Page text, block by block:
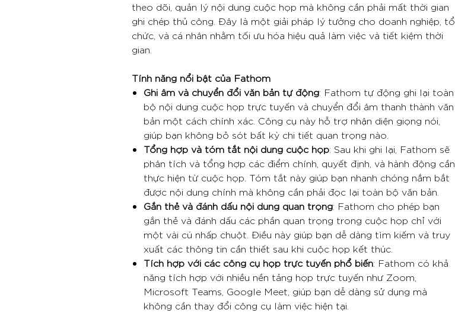
theo dõi, quản lý nội dung cuộc họp mà không cần phải mất thời gian
ghi chép thủ công. Đây là một giải pháp lý tưởng cho doanh nghiệp, tổ
chức, và cá nhân nhằm tối ưu hóa hiệu quả làm việc và tiết kiệm thời
gian.
Tính năng nổi bật của Fathom
Ghi âm và chuyển đổi văn bản tự động: Fathom tự động ghi lại toàn
bộ nội dung cuộc họp trực tuyến và chuyển đổi âm thanh thành văn
bản một cách chính xác. Công cụ này hỗ trợ nhận diện giọng nói,
giúp bạn không bỏ sót bất kỳ chi tiết quan trọng nào.
Tổng hợp và tóm tắt nội dung cuộc họp: Sau khi ghi lại, Fathom sẽ
phân tích và tổng hợp các điểm chính, quyết định, và hành động cần
thực hiện từ cuộc họp. Tóm tắt này giúp bạn nhanh chóng nắm bắt
được nội dung chính mà không cần phải đọc lại toàn bộ văn bản.
Gắn thẻ và đánh dấu nội dung quan trọng: Fathom cho phép bạn
gắn thẻ và đánh dấu các phần quan trọng trong cuộc họp chỉ với
một vài cú nhấp chuột. Điều này giúp bạn dễ dàng tìm kiếm và truy
xuất các thông tin cần thiết sau khi cuộc họp kết thúc.
Tích hợp với các công cụ họp trực tuyến phổ biến: Fathom có khả
năng tích hợp với nhiều nền tảng họp trực tuyến như Zoom,
Microsoft Teams, Google Meet, giúp bạn dễ dàng sử dụng mà
không cần thay đổi công cụ làm việc hiện tại.